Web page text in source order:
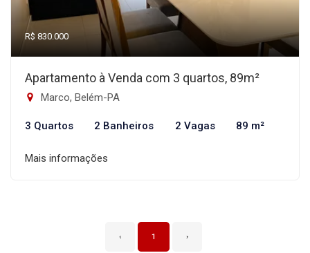
R$ 830.000
Apartamento à Venda com 3 quartos, 89m²
Marco, Belém-PA
3 Quartos 2 Banheiros 2 Vagas 89 m²
Mais informações
‹ 1 ›